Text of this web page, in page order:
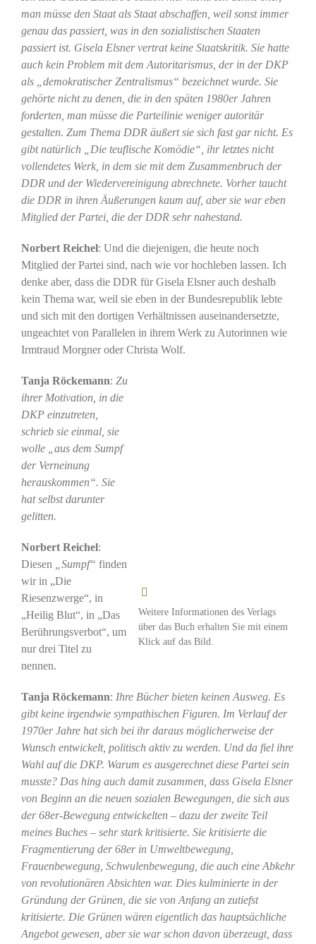
man müsse den Staat als Staat abschaffen, weil sonst immer
genau das passiert, was in den sozialistischen Staaten
passiert ist. Gisela Elsner vertrat keine Staatskritik. Sie hatte
auch kein Problem mit dem Autoritarismus, der in der DKP
als „demokratischer Zentralismus“ bezeichnet wurde. Sie
gehörte nicht zu denen, die in den späten 1980er Jahren
forderten, man müsse die Parteilinie weniger autoritär
gestalten. Zum Thema DDR äußert sie sich fast gar nicht. Es
gibt natürlich „Die teuflische Komödie“, ihr letztes nicht
vollendetes Werk, in dem sie mit dem Zusammenbruch der
DDR und der Wiedervereinigung abrechnete. Vorher taucht
die DDR in ihren Äußerungen kaum auf, aber sie war eben
Mitglied der Partei, die der DDR sehr nahestand.
Norbert Reichel: Und die diejenigen, die heute noch
Mitglied der Partei sind, nach wie vor hochleben lassen. Ich
denke aber, dass die DDR für Gisela Elsner auch deshalb
kein Thema war, weil sie eben in der Bundesrepublik lebte
und sich mit den dortigen Verhältnissen auseinandersetzte,
ungeachtet von Parallelen in ihrem Werk zu Autorinnen wie
Irmtraud Morgner oder Christa Wolf.
Weitere Informationen des Verlags
über das Buch erhalten Sie mit einem
Klick auf das Bild.
Tanja Röckemann: Zu
ihrer Motivation, in die
DKP einzutreten,
schrieb sie einmal, sie
wolle „aus dem Sumpf
der Verneinung
herauskommen“. Sie
hat selbst darunter
gelitten.
Norbert Reichel:
Diesen
„Sumpf“ finden
wir in „Die
Riesenzwerge“, in
„Heilig Blut“, in „Das
Berührungsverbot“, um
nur drei Titel zu
nennen.
Tanja Röckemann: Ihre Bücher bieten keinen Ausweg. Es
gibt keine irgendwie sympathischen Figuren. Im Verlauf der
1970er Jahre hat sich bei ihr daraus möglicherweise der
Wunsch entwickelt, politisch aktiv zu werden. Und da fiel ihre
Wahl auf die DKP. Warum es ausgerechnet diese Partei sein
musste? Das hing auch damit zusammen, dass Gisela Elsner
von Beginn an die neuen sozialen Bewegungen, die sich aus
der 68er-Bewegung entwickelten – dazu der zweite Teil
meines Buches – sehr stark kritisierte. Sie kritisierte die
Fragmentierung der 68er in Umweltbewegung,
Frauenbewegung, Schwulenbewegung, die auch eine Abkehr
von revolutionären Absichten war. Dies kulminierte in der
Gründung der Grünen, die sie von Anfang an zutiefst
kritisierte. Die Grünen wären eigentlich das hauptsächliche
Angebot gewesen, aber sie war schon davon überzeugt, dass